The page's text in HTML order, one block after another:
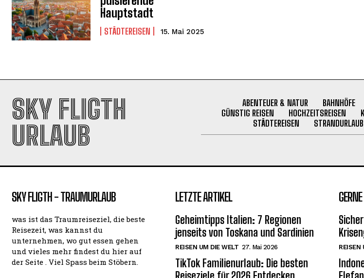
Hauptstadt
STÄDTEREISEN 15. Mai 2025
SKY FLIGTH
URLAUB
ABENTEUER & NATUR BAHNHÖFE
GÜNSTIG REISEN
HOCHZEITSREISEN
STÄDTEREISEN
STRANDURLAUB
SKY FLIGTH - TRAUMURLAUB
was ist das Traumreiseziel, die beste
Reisezeit, was kannst du
unternehmen, wo gut essen gehen
und vieles mehr findest du hier auf
der Seite . Viel Spass beim Stöbern.
LETZTE ARTIKEL
Geheimtipps Italien: 7 Regionen
jenseits von Toskana und Sardinien
REISEN UM DIE WELT 27. Mai 2026
TikTok Familienurlaub: Die besten
REISEN